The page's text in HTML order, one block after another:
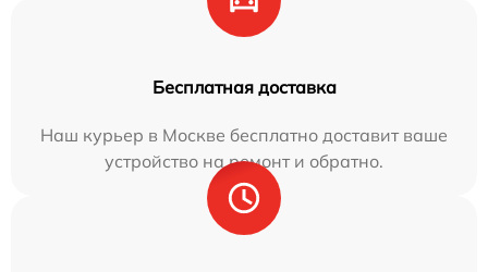
Бесплатная доставка
Наш курьер в Москве бесплатно доставит ваше
устройство на ремонт и обратно.